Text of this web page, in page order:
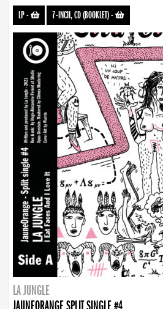
LP- 7-INCH, CD (BOOKLET)-
LA JUNGLE